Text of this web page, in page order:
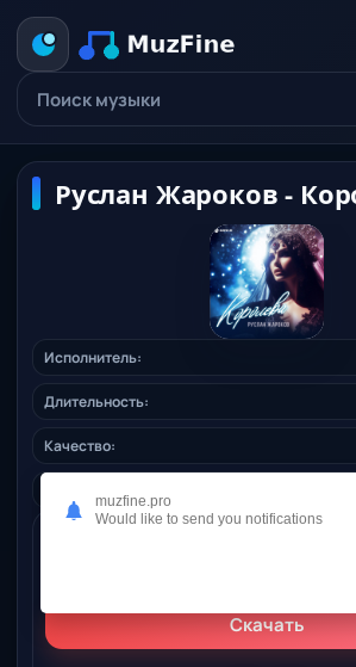
Руслан Жароков -
Исполнитель:
Длительность:
Качество:
Скачать
muzfine.pro
Would like to send you notifications